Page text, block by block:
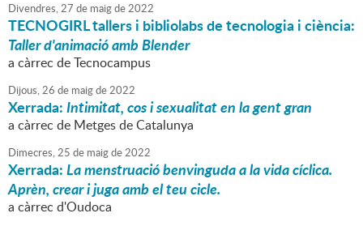
Divendres,27 de maigde2022
TECNOGIRL tallers i bibliolabs de tecnologia i ciència:
Taller d'animació amb Blender
a càrrec de Tecnocampus
Dijous,26 de maigde2022
Xerrada:Intimitat, cos i sexualitat en la gent gran
a càrrec de Metges de Catalunya
Dimecres,25 de maigde2022
Xerrada:La menstruació benvinguda a la vida cíclica.
Aprèn, crear i juga amb el teu cicle.
a càrrec d'Oudoca